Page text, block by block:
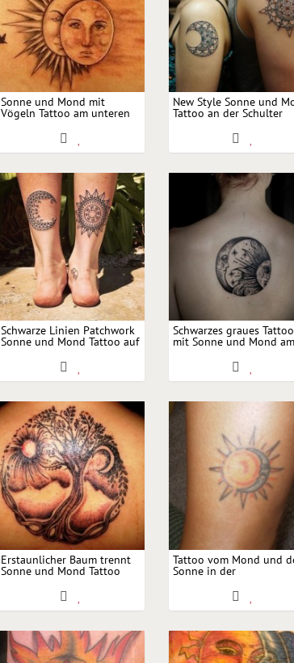
Sonne und Mond mit
Vögeln Tattoo am unteren
Rücken
New Style Sonne und
Tattoo an der Schulter
Schwarze Linien Patchwork
Sonne und Mond Tattoo auf
Schwarzes graues Tattoo
mit Sonne und Mond
Erstaunlicher Baum trennt
Sonne und Mond Tattoo
Tattoo vom Mond und
Sonne in der